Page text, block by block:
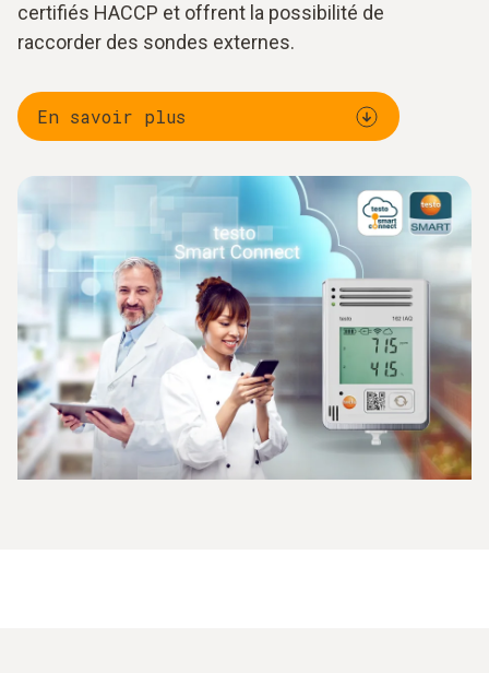
certifiés HACCP et offrent la possibilité de
raccorder des sondes externes.
En savoir plus